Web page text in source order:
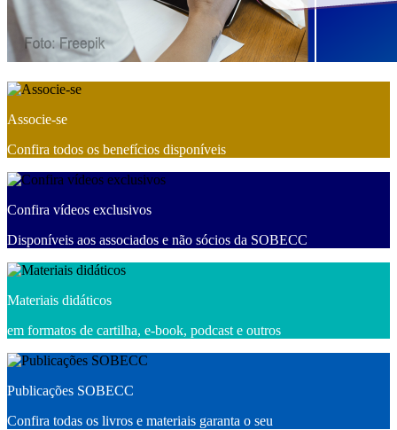
Associe-se
Confira todos os benefícios disponíveis
Confira vídeos exclusivos
Disponíveis aos associados e não sócios da SOBECC
Materiais didáticos
em formatos de cartilha, e-book, podcast e outros
Publicações SOBECC
Confira todas os livros e materiais garanta o seu